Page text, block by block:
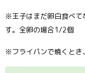
※王子はまだ卵白食べて
す。全卵の場合1/2個
※フライパンで焼くとき